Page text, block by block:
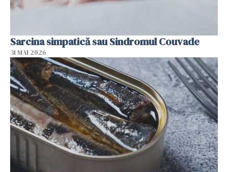
Sarcina simpatică sau Sindromul Couvade
31 MAI 2026